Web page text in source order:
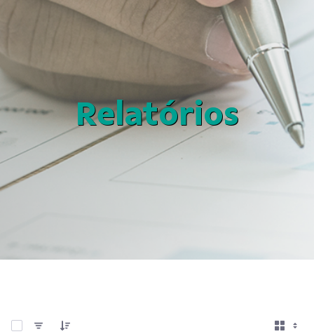
Relatórios